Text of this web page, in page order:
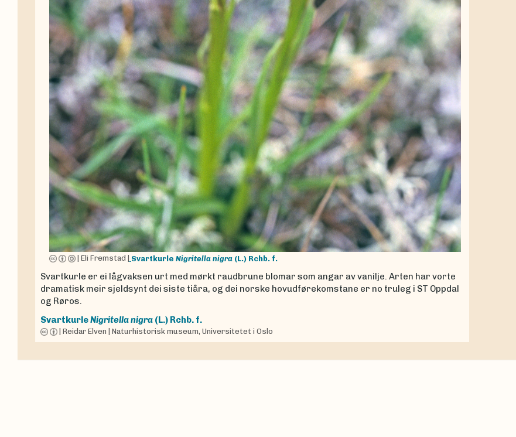
Eli Fremstad Svartkurle Nigritella nigra (L.) Rchb. f.
Svartkurle er ei lågvaksen urt med mørkt raudbrune blomar som angar av vanilje. Arten har vorte
dramatisk meir sjeldsynt dei siste tiåra, og dei norske hovudførekomstane er no truleg i ST Oppdal
og Røros.
SvartkurleNigritella nigra (L.) Rchb. f.
Reidar Elven Naturhistorisk museum, Universitetet i Oslo